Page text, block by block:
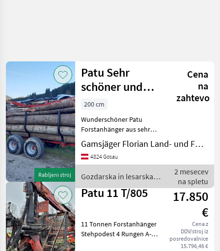
Kategorija 4 Država Filtri
TRENUTNA
POT
Gozdarska
tehnika
Gozdarska In
Lesarska
Mehanizacija
Gozdarska
Prikolica
Patu
IZBERITE
KATEGORIJO
Patu
Ponastavi
Prikaži 7
rezultatov
Rabljeni stroj
Patu Sehr
schöner und
wenig
gebrauchter
Forstanhänger
Cena
na
zahtevo
200 cm
Wunderschöner Patu
Forstanhänger aus sehr
gepflegtem kleinen
privaten Brennholz-
Umgang mit seltener
Bildern zu sehen ist. Kein
Stirngitter be
Gamsjäger Florian Land- und Forsttechnik
4824 Gosau
Gozdarska in lesarska
mehanizacija / Patu
2 mesecev
na spletu
Patu 11 T/805
17.850
€
Cena z
DDV/stroj iz
posredovalnice
15.796,46 €
11 Tonnen Forstanhänger
Stehpodest 4 Rungen A-